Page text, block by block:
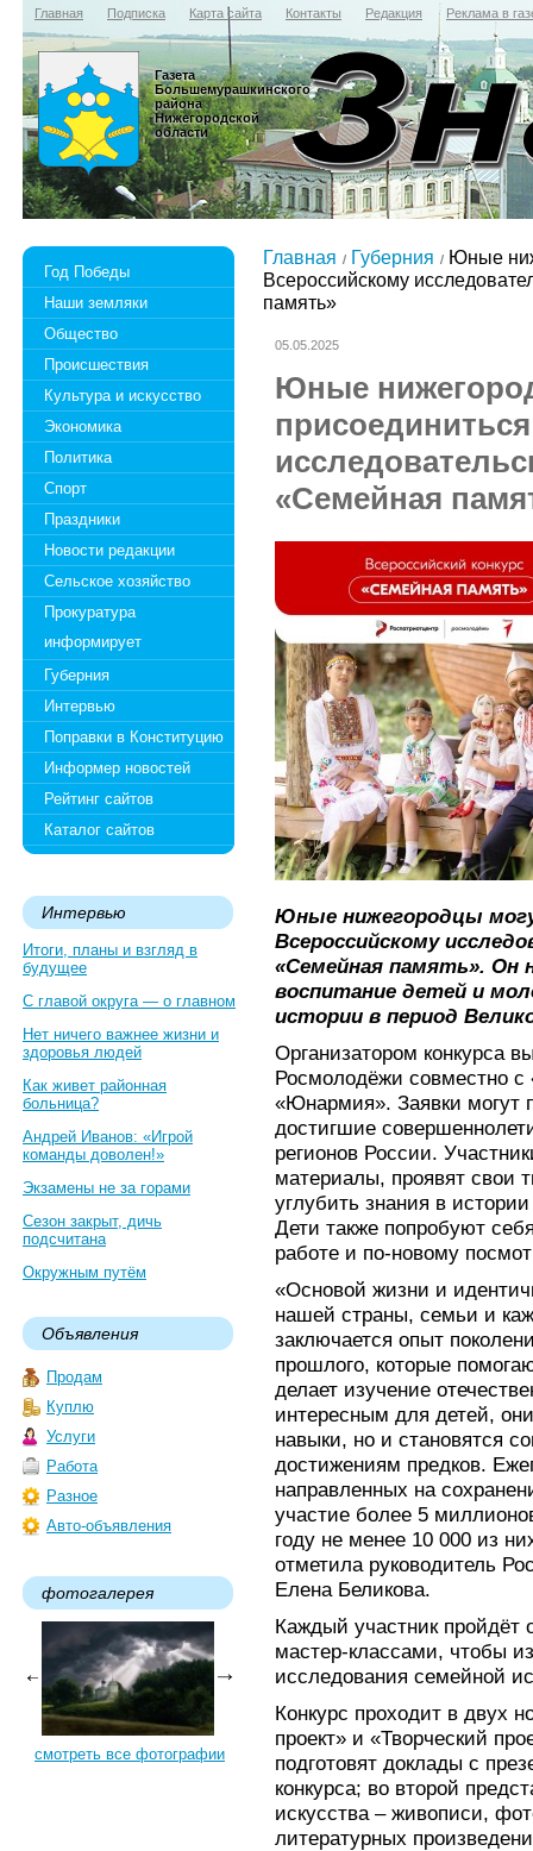
Главная Подписка Карта сайта Контакты Редакция Реклама в
Газета
Большемурашкинского
района
Нижегородской
области
Год Победы
Наши земляки
Общество
Происшествия
Культура и искусство
Экономика
Политика
Спорт
Праздники
Новости редакции
Сельское хозяйство
Прокуратура
информирует
Губерния
Интервью
Поправки в Конституцию
Информер новостей
Рейтинг сайтов
Каталог сайтов
Интервью
Итоги, планы и взгляд в
будущее
С главой округа — о главном
Нет ничего важнее жизни и
здоровья людей
Как живет районная
больница?
Андрей Иванов: «Игрой
команды доволен!»
Экзамены не за горами
Сезон закрыт, дичь
подсчитана
Окружным путём
Объявления
Продам
Куплю
Услуги
Работа
Разное
Авто-объявления
фотогалерея
смотреть все фотографии
Главная Губерния
Юные
Всероссийскому
память»
05.05.2025
Юные
«Семейная
Юные нижегородцы
Всероссийскому
«Семейная память». Он
воспитание детей и
истории в период
Организатором конкурса
Росмолодёжи совместно
«Юнармия». Заявки могут
достигшие
регионов России.
материалы, проявят свои
углубить знания в
Дети также попробуют
работе и по-новому
«Основой жизни и
нашей страны, семьи и
заключается опыт
прошлого, которые
делает изучение
интересным для детей,
навыки, но и становятся
достижениям предков.
направленных на
участие более 5
году не менее 10 000 из
отметила руководитель
Елена Беликова.
Каждый участник пройдёт
мастер-классами, чтобы
исследования семейной
Конкурс проходит в двух
проект» и «Творческий
подготовят доклады с
конкурса; во второй
искусства – живописи,
литературных